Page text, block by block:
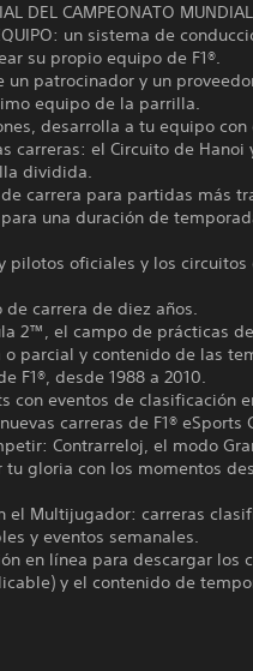
DEL CAMPEONATO
un sistema de
su propio equipo de F1®.
un patrocinador y un
equipo de la parrilla.
desarrolla a tu equipo
carreras: el Circuito de
dividida.
carrera para partidas más
una duración de
pilotos oficiales y los
carrera de diez años.
2™, el campo de prácticas
parcial y contenido de las
F1®, desde 1988 a 2010.
con eventos de clasificación
carreras de F1® eSports
Contrarreloj, el modo
gloria con los momentos
el Multijugador: carreras
y eventos semanales.
en línea para descargar
y el contenido de